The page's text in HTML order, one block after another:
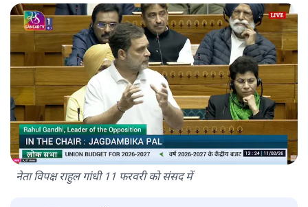
नेता विपक्ष राहुल गांधी 11 फरवरी को संसद में